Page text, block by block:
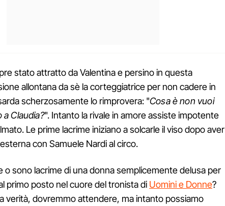
stato attratto da Valentina e persino in questa
allontana da sè la corteggiatrice per non cadere in
scherzosamente lo rimprovera: "Cosa è non vuoi
Claudia?". Intanto la rivale in amore assiste impotente
Le prime lacrime iniziano a solcarle il viso dopo aver
con Samuele Nardi al circo.
o sono lacrime di una donna semplicemente delusa per
primo posto nel cuore del tronista di Uomini e Donne?
verità, dovremmo attendere, ma intanto possiamo